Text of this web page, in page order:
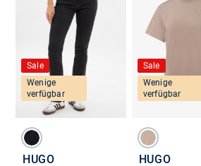
Sale
Wenige
verfügbar
HUGO
Sale
Wenige
verfügbar
HUGO